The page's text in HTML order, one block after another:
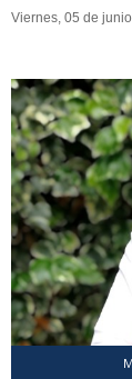
Viernes, 05 de